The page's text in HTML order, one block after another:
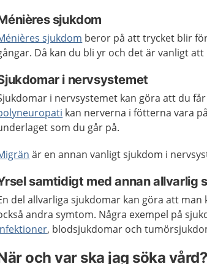
sjukdom
sjukdom beror på att trycket blir
Då kan du bli yr och det är vanligt
i nervsystemet
i nervsystemet kan göra att du
kan nerverna i fötterna vara
som du går på.
är en annan vanligt sjukdom i
samtidigt med annan allvarlig
del allvarliga sjukdomar kan göra att
andra symtom. Några exempel på
, blodsjukdomar och
och var ska jag söka vård?